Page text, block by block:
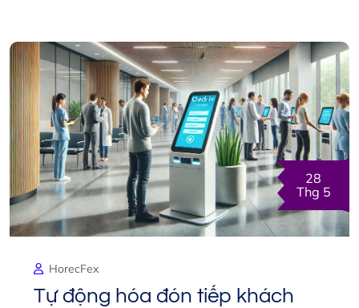
28
Thg 5
HorecFex
Tự động hóa đón tiếp khách